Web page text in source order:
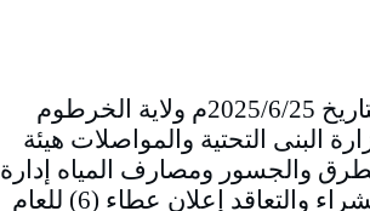
التاريخ 2025/6/25م ولاية الخرطوم
البنى التحتية والمواصلات هيئة
والجسور ومصارف المياه إدارة
الشراء والتعاقد إعلان عطاء (6) للعام